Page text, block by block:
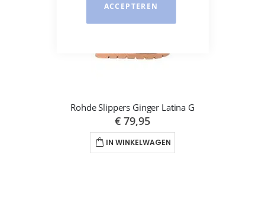
ACCEPTEREN
Rohde Slippers Ginger Latina G
€ 79,95
IN WINKELWAGEN